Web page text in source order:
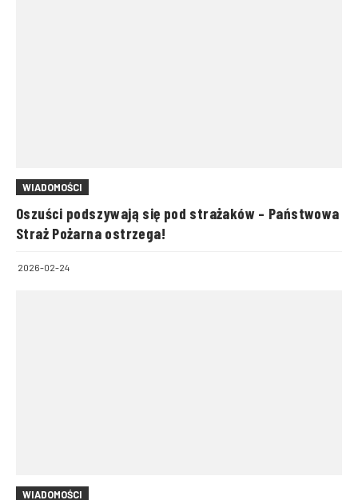
WIADOMOŚCI
Oszuści podszywają się pod strażaków – Państwowa
Straż Pożarna ostrzega!
2026-02-24
WIADOMOŚCI